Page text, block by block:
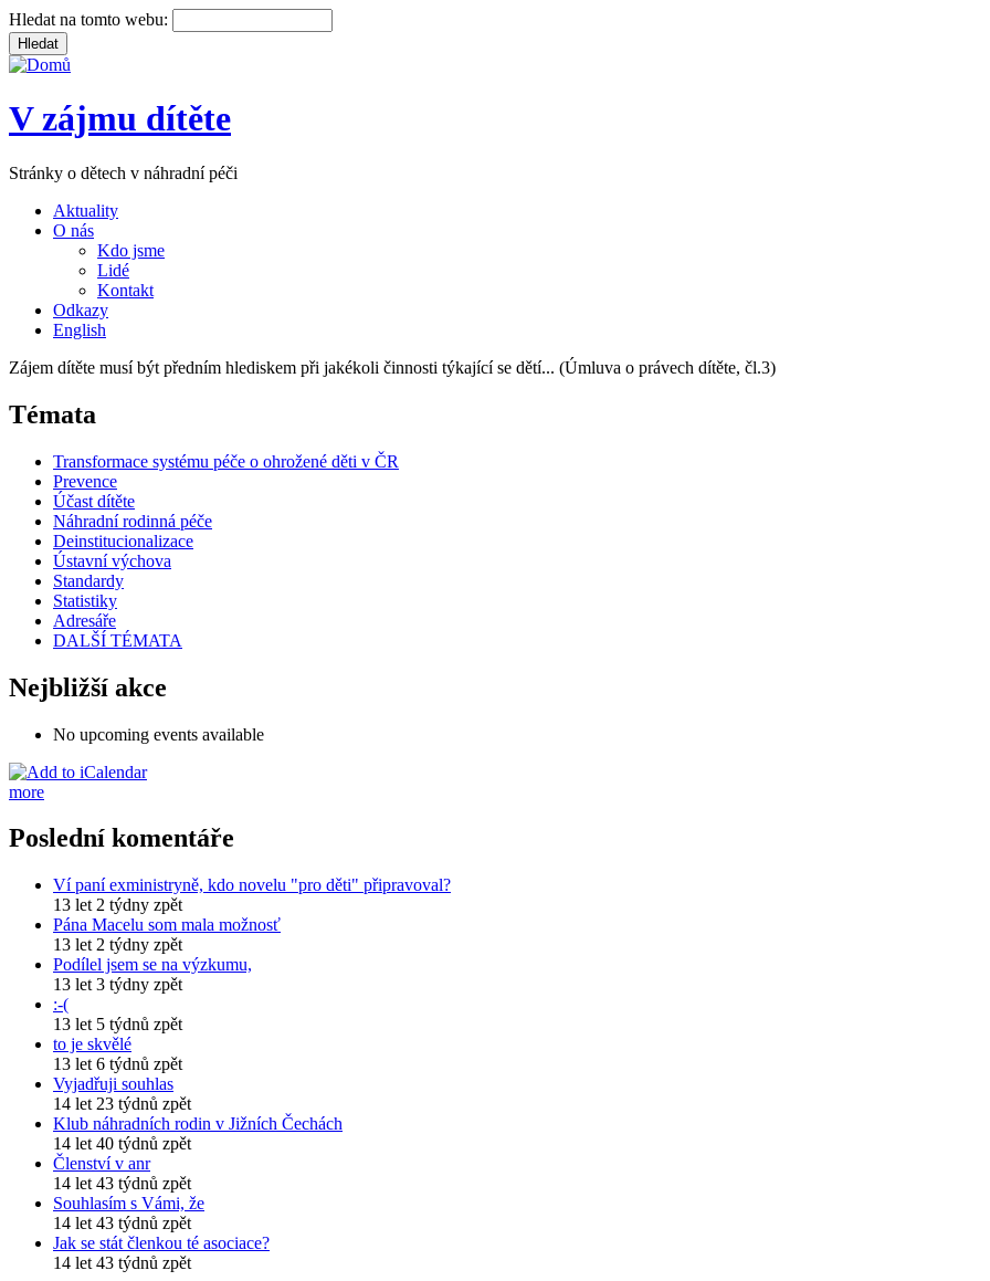
Hledat na tomto webu:
V zájmu dítěte
Stránky o dětech v náhradní péči
Aktuality
O nás
Kdo jsme
Lidé
Kontakt
Odkazy
English
Zájem dítěte musí být předním hlediskem při jakékoli činnosti týkající se dětí... (Úmluva o právech dítěte, čl.3)
Témata
Transformace systému péče o ohrožené děti v ČR
Prevence
Účast dítěte
Náhradní rodinná péče
Deinstitucionalizace
Ústavní výchova
Standardy
Statistiky
Adresáře
DALŠÍ TÉMATA
Nejbližší akce
No upcoming events available
more
Poslední komentáře
Ví paní exministryně, kdo novelu "pro děti" připravoval?
13 let 2 týdny zpět
Pána Macelu som mala možnosť
13 let 2 týdny zpět
Podílel jsem se na výzkumu,
13 let 3 týdny zpět
:-(
13 let 5 týdnů zpět
to je skvělé
13 let 6 týdnů zpět
Vyjadřuji souhlas
14 let 23 týdnů zpět
Klub náhradních rodin v Jižních Čechách
14 let 40 týdnů zpět
Členství v anr
14 let 43 týdnů zpět
Souhlasím s Vámi, že
14 let 43 týdnů zpět
Jak se stát členkou té asociace?
14 let 43 týdnů zpět